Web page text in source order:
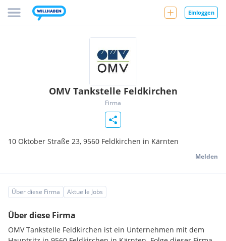
Einloggen
OMV Tankstelle Feldkirchen
Firma
10 Oktober Straße 23, 9560 Feldkirchen in Kärnten
Melden
Über diese Firma Aktuelle Jobs
Über diese Firma
OMV Tankstelle Feldkirchen ist ein Unternehmen mit dem